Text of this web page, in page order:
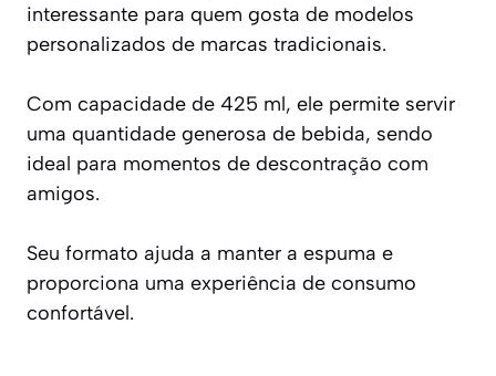
interessante para quem gosta de modelos
personalizados de marcas tradicionais.
Com capacidade de 425 ml, ele permite servir
uma quantidade generosa de bebida, sendo
ideal para momentos de descontração com
amigos.
Seu formato ajuda a manter a espuma e
proporciona uma experiência de consumo
confortável.